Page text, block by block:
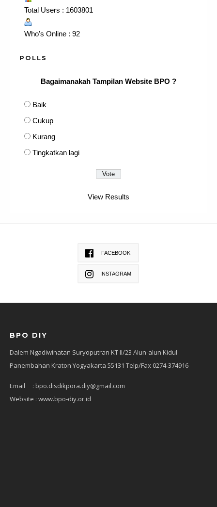
Total Users : 1603801
Who's Online : 92
POLLS
Bagaimanakah Tampilan Website BPO ?
Baik
Cukup
Kurang
Tingkatkan lagi
View Results
FACEBOOK
INSTAGRAM
BPO DIY
Dalem Ngadiwinatan Suryoputran KT II/23 Alun-alun Kidul
Panembahan Kraton Yogyakarta 55131 Telp/Fax 0274-374916
Email : bpo.disdikpora.diy@gmail.com
Website : www.bpo-diy.or.id